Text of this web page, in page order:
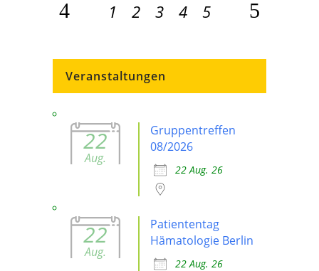
1 2 3 4 5
Veranstaltungen
22
Aug.
Gruppentreffen
08/2026
22 Aug. 26
22
Aug.
Patiententag
Hämatologie Berlin
22 Aug. 26